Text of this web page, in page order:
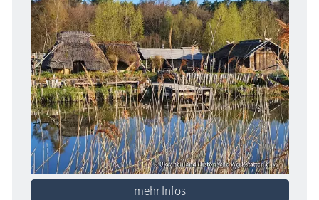
Freizeit
Wissenswertes
Veranstaltungen
Blog
mehr Infos